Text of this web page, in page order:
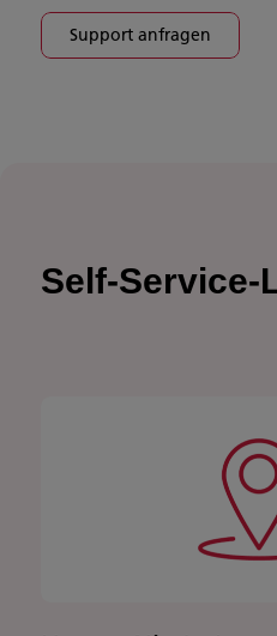
Support anfragen
Self-Service-